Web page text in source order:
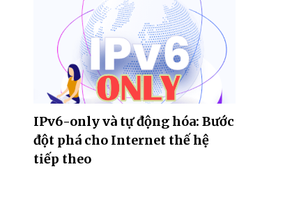
IPv6-only và tự động hóa: Bước
đột phá cho Internet thế hệ
tiếp theo